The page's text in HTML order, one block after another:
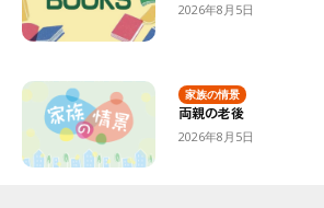
2026年8月5日
家族の情景
両親の老後
2026年8月5日